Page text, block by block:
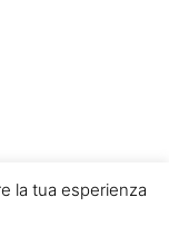
la tua esperienza